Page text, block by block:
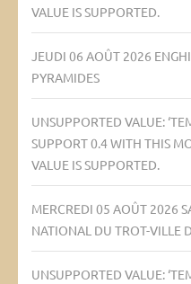
VALUE IS SUPPORTED.
JEUDI 06 AOÛT 2026
PYRAMIDES
UNSUPPORTED VALUE:
SUPPORT 0.4 WITH THIS
VALUE IS SUPPORTED.
MERCREDI 05 AOÛT 2026
NATIONAL DU TROT-VILLE
UNSUPPORTED VALUE: